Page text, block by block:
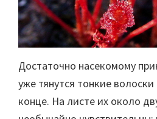
Достаточно насекомому
уже тянутся тонкие
конце. На листе их около